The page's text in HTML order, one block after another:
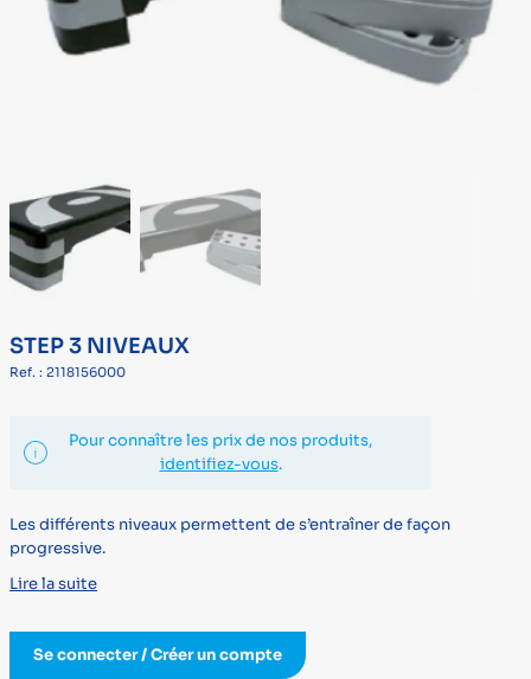
STEP 3 NIVEAUX
Ref. : 2118156000
Pour connaître les prix de nos produits,
identifiez-vous.
Les différents niveaux permettent de s’entraîner de façon
progressive.
Lire la suite
Se connecter / Créer un compte